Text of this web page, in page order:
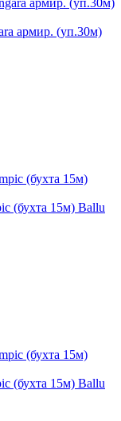
армир. (уп.30м)
(бухта 15м) Ballu
(бухта 15м) Ballu